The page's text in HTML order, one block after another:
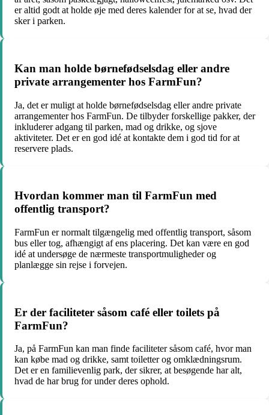
er altid godt at holde øje med deres kalender for at se, hvad der
sker i parken.
Kan man holde børnefødselsdag eller andre
private arrangementer hos FarmFun?
Ja, det er muligt at holde børnefødselsdag eller andre private
arrangementer hos FarmFun. De tilbyder forskellige pakker, der
inkluderer adgang til parken, mad og drikke, og sjove
aktiviteter. Det er en god idé at kontakte dem i god tid for at
reservere plads.
Hvordan kommer man til FarmFun med
offentlig transport?
FarmFun er normalt tilgængelig med offentlig transport, såsom
bus eller tog, afhængigt af ens placering. Det kan være en god
idé at undersøge de nærmeste transportmuligheder og
planlægge sin rejse i forvejen.
Er der faciliteter såsom café eller toilets på
FarmFun?
Ja, på FarmFun kan man finde faciliteter såsom café, hvor man
kan købe mad og drikke, samt toiletter og omklædningsrum.
Det er en familievenlig park, der sikrer, at besøgende har alt,
hvad de har brug for under deres ophold.